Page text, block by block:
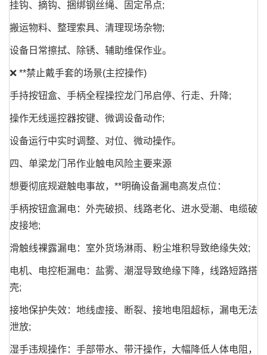
挂钩、摘钩、捆绑钢丝绳、固定吊点;
搬运物料、整理索具、清理现场杂物;
设备日常擦拭、除锈、辅助维保作业。
❌ **禁止戴手套的场景(主控操作)
手持按钮盒、手柄全程操控龙门吊启停、行走、升降;
操作无线遥控器按键、微调设备动作;
设备运行中实时调整、对位、微动操作。
四、单梁龙门吊作业触电风险主要来源
想要彻底规避触电事故，**明确设备漏电高发点位：
手柄按钮盒漏电：外壳破损、线路老化、进水受潮、电缆破
皮接地;
滑触线裸露漏电：室外货场淋雨、粉尘堆积导致绝缘失效;
电机、电控柜漏电：盐雾、潮湿导致绝缘下降，线路短路搭
壳;
接地保护失效：地线虚接、断裂、接地电阻超标，漏电无法
泄放;
湿手违规操作：手部带水、带汗操作，大幅降低人体电阻，